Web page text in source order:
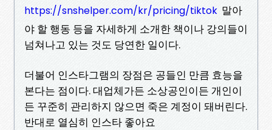
https://snshelper.com/kr/pricing/tiktok 말아
야 할 행동 등을 자세하게 소개한 책이나 강의들이
넘쳐나고 있는 것도 당연한 일이다.
더불어 인스타그램의 장점은 공들인 만큼 효능을
본다는 점이다. 대업체가든 소상공인이든 개인이
든 꾸준히 관리하지 않으면 죽은 계정이 돼버린다.
반대로 열심히 인스타 좋아요